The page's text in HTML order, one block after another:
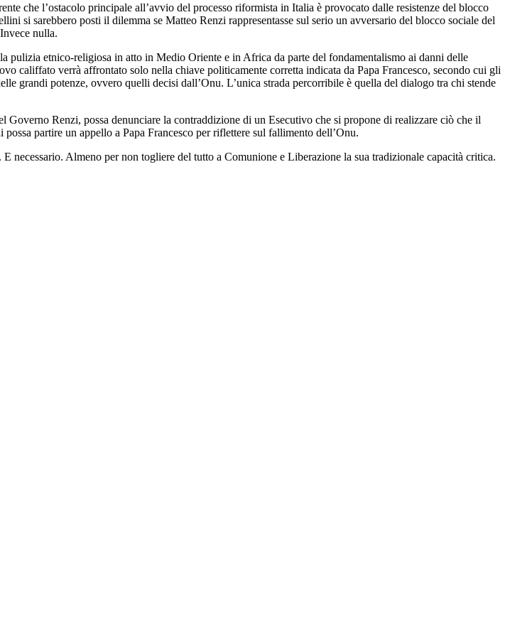
che l’ostacolo principale all’avvio del processo riformista in Italia è provocato dalle resistenze del blocco
si sarebbero posti il dilemma se Matteo Renzi rappresentasse sul serio un avversario del blocco sociale del
nulla.
pulizia etnico-religiosa in atto in Medio Oriente e in Africa da parte del fondamentalismo ai danni delle
califfato verrà affrontato solo nella chiave politicamente corretta indicata da Papa Francesco, secondo cui gli
grandi potenze, ovvero quelli decisi dall’Onu. L’unica strada percorribile è quella del dialogo tra chi stende
Renzi, possa denunciare la contraddizione di un Esecutivo che si propone di realizzare ciò che il
partire un appello a Papa Francesco per riflettere sul fallimento dell’Onu.
necessario. Almeno per non togliere del tutto a Comunione e Liberazione la sua tradizionale capacità critica.